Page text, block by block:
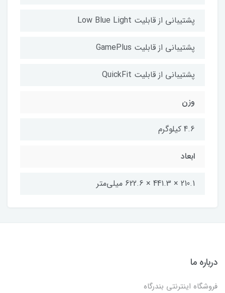
پشتیبانی از قابلیت Low Blue Light
پشتیبانی از قابلیت GamePlus
پشتیبانی از قابلیت QuickFit
وزن
4.6 کیلوگرم
ابعاد
210.1 × 441.3 × 622.6 میلی‌متر
درباره ما
فروشگاه اینترنتی بندرگاه